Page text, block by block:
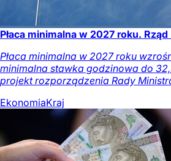
Płaca minimalna w 2027 roku.
Płaca minimalna w 2027 roku
minimalna stawka godzinowa do
projekt rozporządzenia Rady
EkonomiaKraj